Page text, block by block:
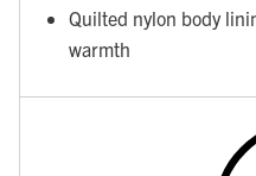
Quilted nylon body
warmth